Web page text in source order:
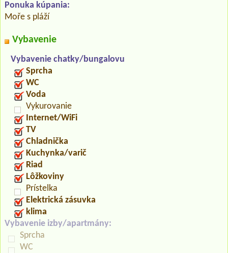
Ponuka kúpania:
Moře s pláží
Vybavenie
Vybavenie chatky/bungalovu
Sprcha
WC
Voda
Vykurovanie
Internet/WiFi
TV
Chladnička
Kuchynka/varič
Riad
Lôžkoviny
Prístelka
Elektrická zásuvka
klima
Vybavenie izby/apartmány:
Sprcha
WC